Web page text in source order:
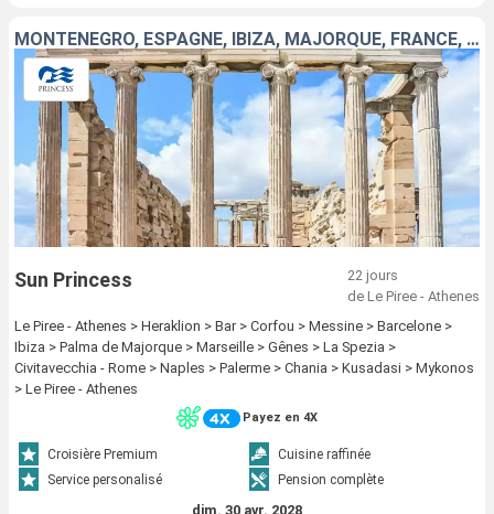
MONTÉNÉGRO, ESPAGNE, IBIZA, MAJORQUE, FRANCE, ITALIE, GRÈCE, TURQUIE
Sun Princess
22 jours
de Le Piree - Athenes
Le Piree - Athenes > Heraklion > Bar > Corfou > Messine > Barcelone >
Ibiza > Palma de Majorque > Marseille > Gênes > La Spezia >
Civitavecchia - Rome > Naples > Palerme > Chania > Kusadasi > Mykonos
> Le Piree - Athenes
Payez en 4X
Croisière Premium
Cuisine raffinée
Service personalisé
Pension complète
dim. 30 avr. 2028